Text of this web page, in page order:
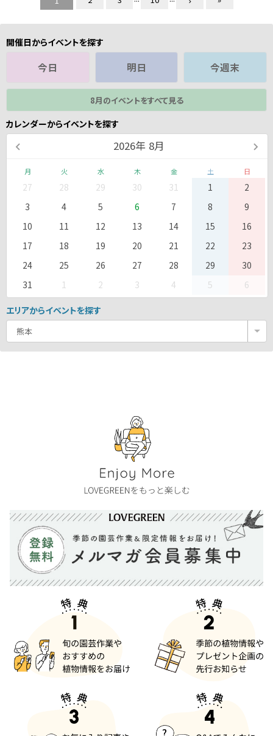
開催日からイベントを探す
今日 明日 今週末
8月のイベントをすべて見る
カレンダーからイベントを探す
2026年 8月
月 火 水 木 金 土 日
27 28 29 30 31 1
2
3
4 5 6 7 8
9
10
11 12 13 14 15
16
17
18 19 20 21 22
23
24
25 26 27 28 29
30
31
1 2 3 4 5 6
エリアからイベントを探す